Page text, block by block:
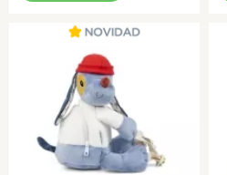
Ideal para crianças a partir dos 2
anos